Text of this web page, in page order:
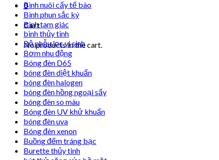
0
Cart
No products in the cart.
Bình nuôi cấy tế bào
Bình phun sắc ký
Bình tam giác
bình thủy tinh
Bộ phễu lọc vi sinh
Bơm nhu động
Bóng đèn D65
bóng đèn diệt khuẩn
bóng đèn halogen
bóng đèn hồng ngoại sấy
bóng đèn so màu
Bóng đèn UV khử khuẩn
bóng đèn uva
Bóng đèn xenon
Buồng đếm tráng bạc
Burette thủy tinh